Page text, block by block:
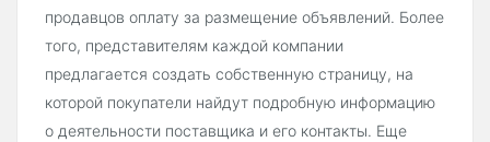
продавцов оплату за размещение объявлений. Более
того, представителям каждой компании
предлагается создать собственную страницу, на
которой покупатели найдут подробную информацию
о деятельности поставщика и его контакты. Еще